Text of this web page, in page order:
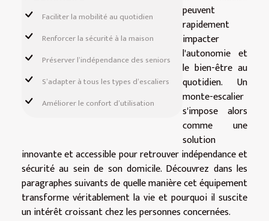
Faciliter la mobilité au quotidien
Renforcer la sécurité à la maison
Préserver l’indépendance des seniors
S’adapter à tous les types d’escaliers
Améliorer le confort d’utilisation
peuvent
rapidement
impacter
l'autonomie et
le bien-être au
quotidien. Un
monte-escalier
s'impose alors
comme une
solution
innovante et accessible pour retrouver indépendance et
sécurité au sein de son domicile. Découvrez dans les
paragraphes suivants de quelle manière cet équipement
transforme véritablement la vie et pourquoi il suscite
un intérêt croissant chez les personnes concernées.